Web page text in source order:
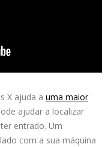
X ajuda a uma maior
ajudar a localizar
entrado. Um
com a sua máquina